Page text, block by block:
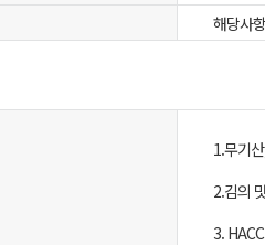
해당사
1.무기
2.김의
3.